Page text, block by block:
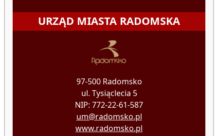
URZĄD MIASTA RADOMSKA
97-500 Radomsko
ul. Tysiąclecia 5
NIP: 772-22-61-587
um@radomsko.pl
www.radomsko.pl